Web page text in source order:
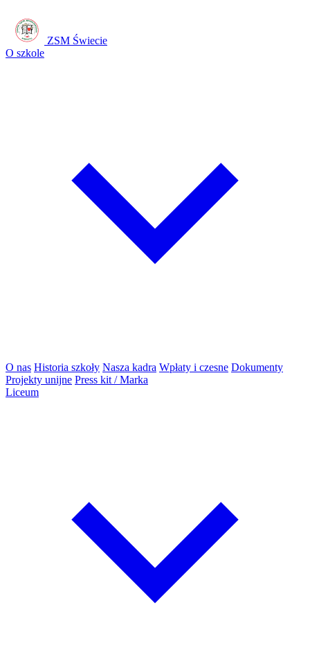
ZSM Świecie
O szkole
O nas Historia szkoły Nasza kadra Wpłaty i czesne Dokumenty
Projekty unijne Press kit / Marka
Liceum